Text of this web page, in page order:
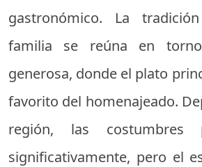
gastronómico. La
familia se reúna en
generosa, donde el plato
favorito del homenajeado.
región, las costumbres
significativamente, pero el